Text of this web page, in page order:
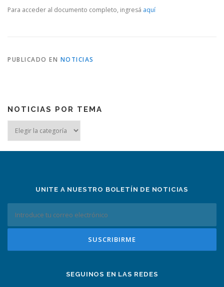
Para acceder al documento completo, ingresá aquí
PUBLICADO EN NOTICIAS
NOTICIAS POR TEMA
por
UNITE A NUESTRO BOLETÍN DE NOTICIAS
SEGUINOS EN LAS REDES